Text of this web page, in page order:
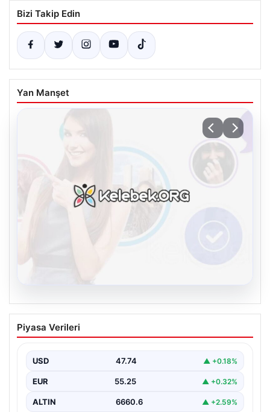
Bizi Takip Edin
Yan Manşet
08.08.2026
Kelebek chat adresi İle Çevrim içi
İletişimin Güvenli Adresi Ve Chat
Sanal çağında kullanıcıların kaliteli bir biçimde irtibat
Piyasa Verileri
USD 47.74 ▲ +0.18%
EUR 55.25 ▲ +0.32%
ALTIN 6660.6 ▲ +2.59%